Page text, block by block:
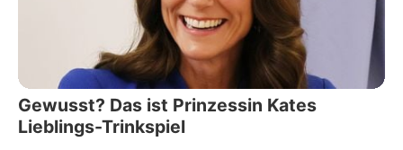
Gewusst? Das ist Prinzessin Kates
Lieblings-Trinkspiel